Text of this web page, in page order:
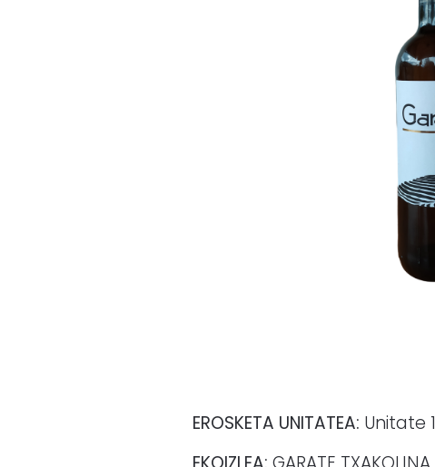
EROSKETA UNITATEA: Unitate 1